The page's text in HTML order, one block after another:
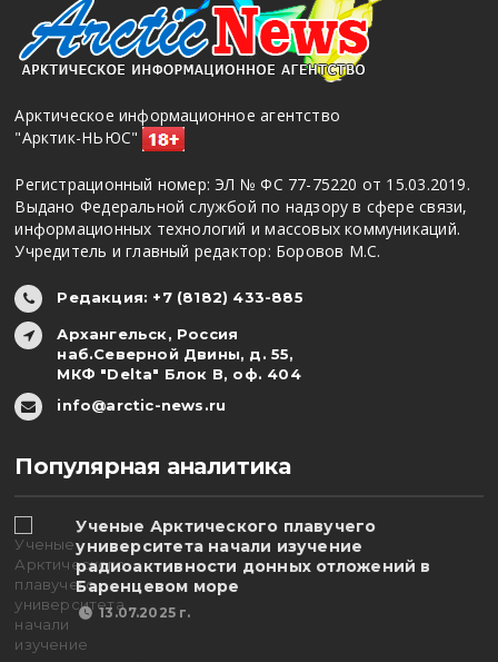
Арктическое информационное агентство
"Арктик-НЬЮС"
Регистрационный номер: ЭЛ № ФС 77-75220 от 15.03.2019.
Выдано Федеральной службой по надзору в сфере связи,
информационных технологий и массовых коммуникаций.
Учредитель и главный редактор: Боровов М.С.
Редакция: +7 (8182) 433-885
Архангельск, Россия
наб.Северной Двины, д. 55,
МКФ "Delta" Блок В, оф. 404
info@arctic-news.ru
Популярная аналитика
Ученые Арктического плавучего
университета начали изучение
радиоактивности донных отложений в
Баренцевом море
13.07.2025 г.